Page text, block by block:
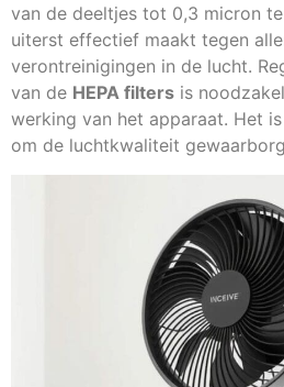
van de deeltjes tot 0,3 micron
uiterst effectief maakt tegen
verontreinigingen in de lucht.
van de HEPA filters is
werking van het apparaat. Het
om de luchtkwaliteit